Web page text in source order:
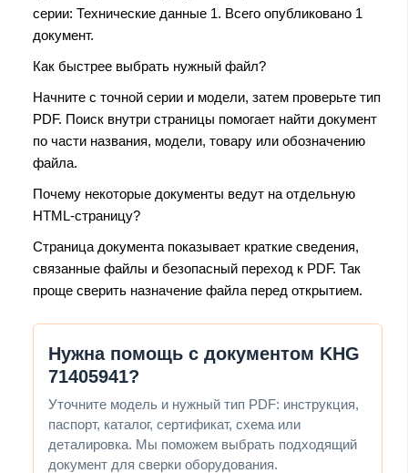
серии: Технические данные 1. Всего опубликовано 1
документ.
Как быстрее выбрать нужный файл?
Начните с точной серии и модели, затем проверьте тип
PDF. Поиск внутри страницы помогает найти документ
по части названия, модели, товару или обозначению
файла.
Почему некоторые документы ведут на отдельную
HTML-страницу?
Страница документа показывает краткие сведения,
связанные файлы и безопасный переход к PDF. Так
проще сверить назначение файла перед открытием.
Нужна помощь с документом KHG
71405941?
Уточните модель и нужный тип PDF: инструкция,
паспорт, каталог, сертификат, схема или
деталировка. Мы поможем выбрать подходящий
документ для сверки оборудования.